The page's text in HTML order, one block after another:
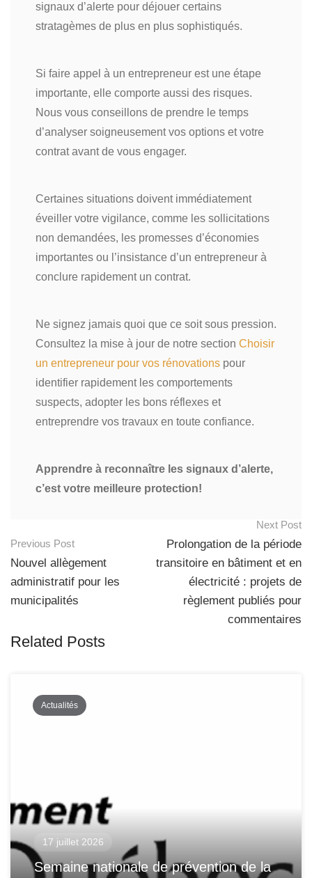
signaux d’alerte pour déjouer certains
stratagèmes de plus en plus sophistiqués.
Si faire appel à un entrepreneur est une étape
importante, elle comporte aussi des risques.
Nous vous conseillons de prendre le temps
d’analyser soigneusement vos options et votre
contrat avant de vous engager.
Certaines situations doivent immédiatement
éveiller votre vigilance, comme les sollicitations
non demandées, les promesses d’économies
importantes ou l’insistance d’un entrepreneur à
conclure rapidement un contrat.
Ne signez jamais quoi que ce soit sous pression.
Consultez la mise à jour de notre section Choisir
un entrepreneur pour vos rénovations pour
identifier rapidement les comportements
suspects, adopter les bons réflexes et
entreprendre vos travaux en toute confiance.
Apprendre à reconnaître les signaux d’alerte,
c’est votre meilleure protection!
Post
navigation
Previous Post
Nouvel allègement
administratif pour les
municipalités
Next Post
Prolongation de la période
transitoire en bâtiment et en
électricité : projets de
règlement publiés pour
commentaires
Related Posts
Actualités
17 juillet 2026
Semaine nationale de prévention de la